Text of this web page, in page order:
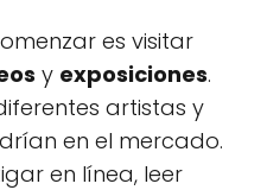
es visitar
y exposiciones.
artistas y
en el mercado.
en línea, leer